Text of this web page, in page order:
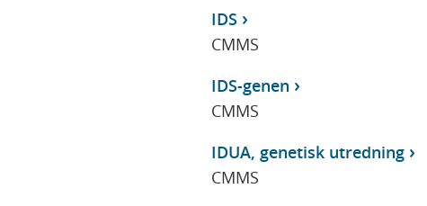
IDS
CMMS
IDS-genen
CMMS
IDUA, genetisk utredning
CMMS